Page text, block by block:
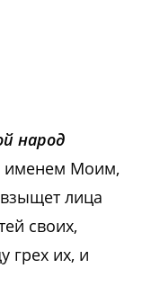
народ
именем Моим,
лица
своих,
грех их, и